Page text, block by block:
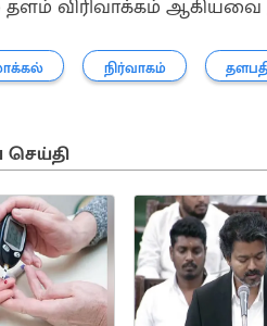
நிர்வாகம்